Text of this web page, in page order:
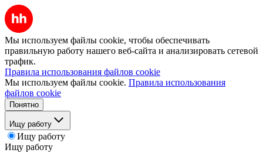
Мы используем файлы cookie, чтобы обеспечивать
правильную работу нашего веб-сайта и анализировать сетевой
трафик.
Правила использования файлов cookie
Мы используем файлы cookie. Правила использования
файлов cookie
Понятно
Ищу работу
Ищу работу
Ищу работу